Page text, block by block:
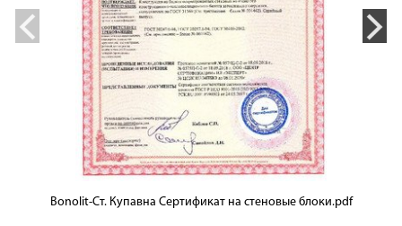
Bonolit-Ст. Купавна Сертификат на стеновые блоки.pdf